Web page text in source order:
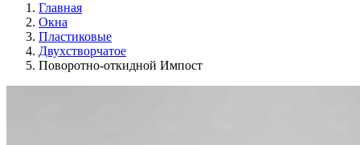
Главная
Окна
Пластиковые
Двухстворчатое
Поворотно-откидной Импост